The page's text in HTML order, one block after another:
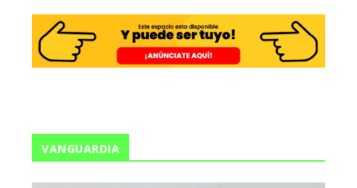
VANGUARDIA